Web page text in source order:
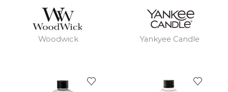
Woodwick Yankyee Candle